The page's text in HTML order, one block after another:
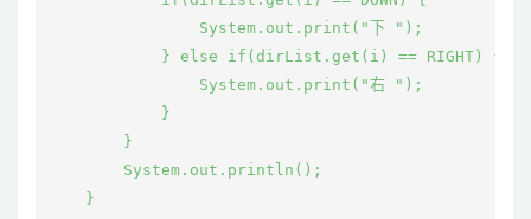
                System.out.print("下 ");
            } else if(dirList.get(i) == RIGHT) {
                System.out.print("右 ");
            }
        }
        System.out.println();
    }